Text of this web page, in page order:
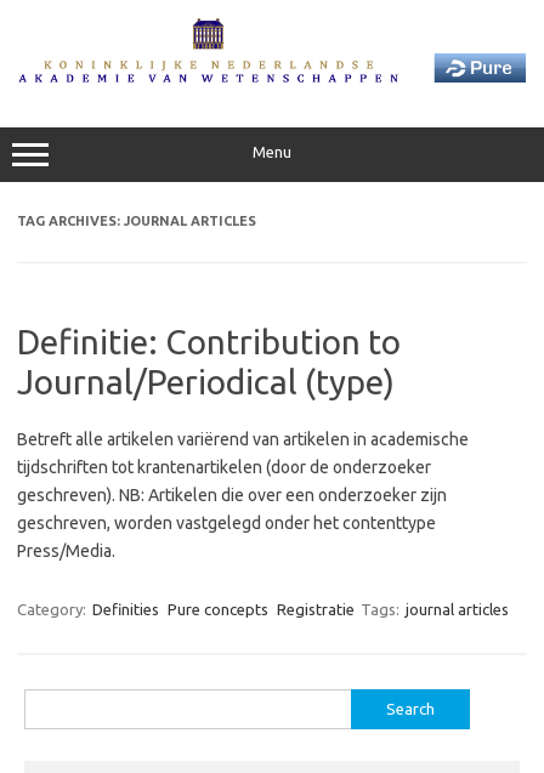
Menu
TAG ARCHIVES: JOURNAL ARTICLES
Definitie: Contribution to
Journal/Periodical (type)
Betreft alle artikelen variërend van artikelen in academische
tijdschriften tot krantenartikelen (door de onderzoeker
geschreven). NB: Artikelen die over een onderzoeker zijn
geschreven, worden vastgelegd onder het contenttype
Press/Media.
Category: Definities Pure concepts Registratie Tags: journal articles
for: